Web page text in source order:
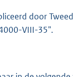
door
VIII-35".